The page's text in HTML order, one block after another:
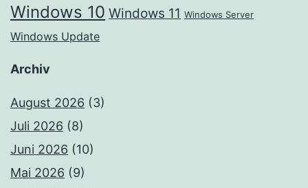
Windows 10 Windows 11 Windows Server
Windows Update
Archiv
August 2026 (3)
Juli 2026 (8)
Juni 2026 (10)
Mai 2026 (9)